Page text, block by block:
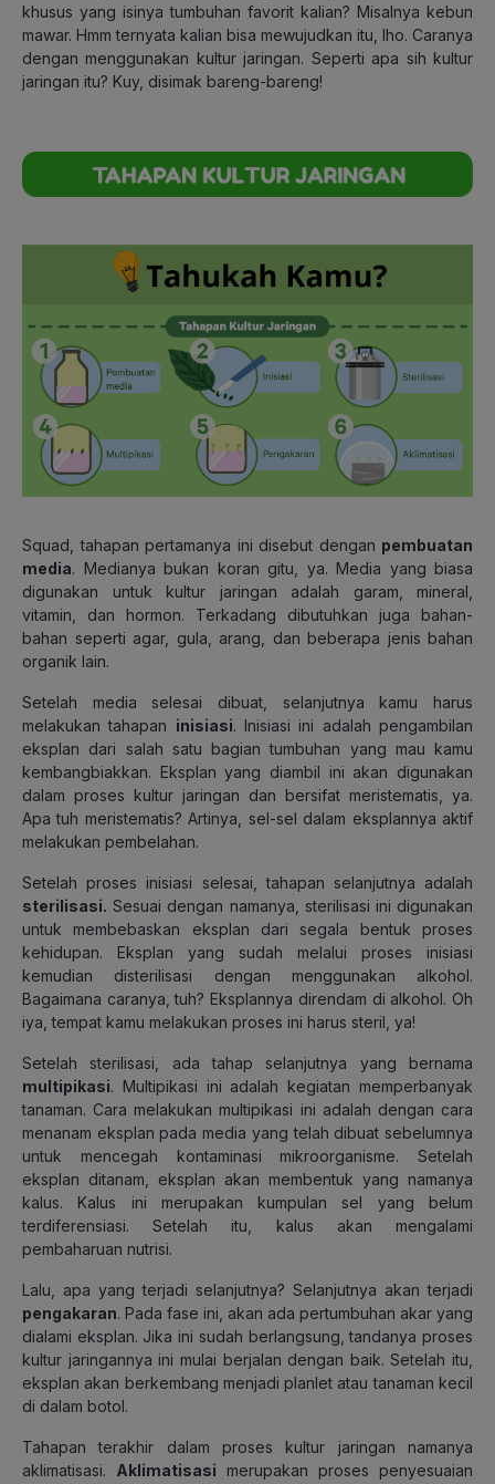
khusus yang isinya tumbuhan favorit kalian? Misalnya kebun
mawar. Hmm ternyata kalian bisa mewujudkan itu, lho. Caranya
dengan menggunakan kultur jaringan. Seperti apa sih kultur
jaringan itu? Kuy, disimak bareng-bareng!
Squad, tahapan pertamanya ini disebut dengan pembuatan
media. Medianya bukan koran gitu, ya. Media yang biasa
digunakan untuk kultur jaringan adalah garam, mineral,
vitamin, dan hormon. Terkadang dibutuhkan juga bahan-
bahan seperti agar, gula, arang, dan beberapa jenis bahan
organik lain.
Setelah media selesai dibuat, selanjutnya kamu harus
melakukan tahapan inisiasi. Inisiasi ini adalah pengambilan
eksplan dari salah satu bagian tumbuhan yang mau kamu
kembangbiakkan. Eksplan yang diambil ini akan digunakan
dalam proses kultur jaringan dan bersifat meristematis, ya.
Apa tuh meristematis? Artinya, sel-sel dalam eksplannya aktif
melakukan pembelahan.
Setelah proses inisiasi selesai, tahapan selanjutnya adalah
sterilisasi. Sesuai dengan namanya, sterilisasi ini digunakan
untuk membebaskan eksplan dari segala bentuk proses
kehidupan. Eksplan yang sudah melalui proses inisiasi
kemudian disterilisasi dengan menggunakan alkohol.
Bagaimana caranya, tuh? Eksplannya direndam di alkohol. Oh
iya, tempat kamu melakukan proses ini harus steril, ya!
Setelah sterilisasi, ada tahap selanjutnya yang bernama
multipikasi. Multipikasi ini adalah kegiatan memperbanyak
tanaman. Cara melakukan multipikasi ini adalah dengan cara
menanam eksplan pada media yang telah dibuat sebelumnya
untuk mencegah kontaminasi mikroorganisme. Setelah
eksplan ditanam, eksplan akan membentuk yang namanya
kalus. Kalus ini merupakan kumpulan sel yang belum
terdiferensiasi. Setelah itu, kalus akan mengalami
pembaharuan nutrisi.
Lalu, apa yang terjadi selanjutnya? Selanjutnya akan terjadi
pengakaran. Pada fase ini, akan ada pertumbuhan akar yang
dialami eksplan. Jika ini sudah berlangsung, tandanya proses
kultur jaringannya ini mulai berjalan dengan baik. Setelah itu,
eksplan akan berkembang menjadi planlet atau tanaman kecil
di dalam botol.
Tahapan terakhir dalam proses kultur jaringan namanya
aklimatisasi. Aklimatisasi merupakan proses penyesuaian